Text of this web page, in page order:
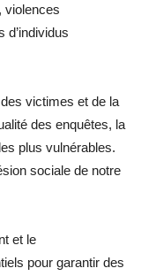
violences
d’individus
victimes et de la
des enquêtes, la
plus vulnérables.
sociale de notre
et le
pour garantir des